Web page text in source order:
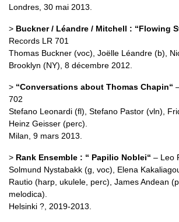
Londres, 30 mai 2013.
> Buckner / Léandre / Mitchell : “Flowing
Records LR 701
Thomas Buckner (voc), Joëlle Léandre (b),
Brooklyn (NY), 8 décembre 2012.
> “Conversations about Thomas Chapin“
702
Stefano Leonardi (fl), Stefano Pastor (vln),
Heinz Geisser (perc).
Milan, 9 mars 2013.
> Rank Ensemble : “ Papilio Noblei“ – Leo
Solmund Nystabakk (g, voc), Elena
Rautio (harp, ukulele, perc), James Andean
melodica).
Helsinki ?, 2019-2013.